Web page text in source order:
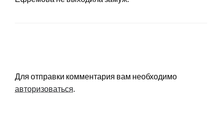
Для отправки комментария вам необходимо
авторизоваться.